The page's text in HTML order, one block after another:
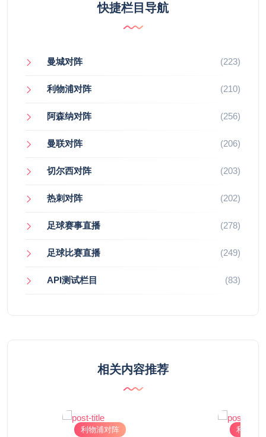
快捷栏目导航
曼城对阵 (223)
利物浦对阵 (210)
阿森纳对阵 (256)
曼联对阵 (206)
切尔西对阵 (203)
热刺对阵 (202)
足球赛事直播 (278)
足球比赛直播 (249)
API测试栏目 (83)
相关内容推荐
利物浦对阵 利物浦